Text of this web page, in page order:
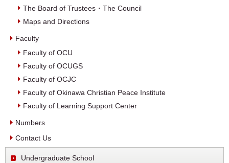
The Board of Trustees・The Council
Maps and Directions
Faculty
Faculty of OCU
Faculty of OCUGS
Faculty of OCJC
Faculty of Okinawa Christian Peace Institute
Faculty of Learning Support Center
Numbers
Contact Us
Undergraduate School